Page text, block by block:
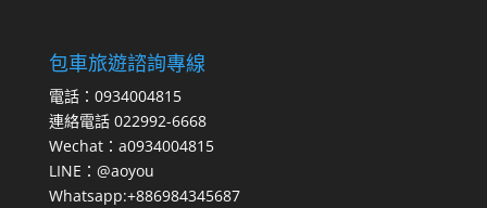
包車旅遊諮詢專線
電話：0934004815
連絡電話 022992-6668
Wechat：a0934004815
LINE：@aoyou
Whatsapp:+886984345687